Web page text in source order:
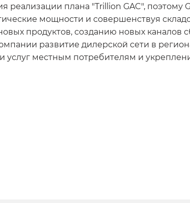
реализации плана "Trillion GAC",
мощности и совершенствуя
продуктов, созданию новых
развитие дилерской сети в
услуг местным потребителям и